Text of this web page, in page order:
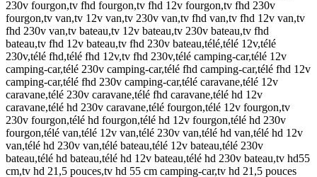
230v fourgon,tv fhd fourgon,tv fhd 12v fourgon,tv fhd 230v
fourgon,tv van,tv 12v van,tv 230v van,tv fhd van,tv fhd 12v van,tv
fhd 230v van,tv bateau,tv 12v bateau,tv 230v bateau,tv fhd
bateau,tv fhd 12v bateau,tv fhd 230v bateau,télé,télé 12v,télé
230v,télé fhd,télé fhd 12v,tv fhd 230v,télé camping-car,télé 12v
camping-car,télé 230v camping-car,télé fhd camping-car,télé fhd 12v
camping-car,télé fhd 230v camping-car,télé caravane,télé 12v
caravane,télé 230v caravane,télé fhd caravane,télé hd 12v
caravane,télé hd 230v caravane,télé fourgon,télé 12v fourgon,tv
230v fourgon,télé hd fourgon,télé hd 12v fourgon,télé hd 230v
fourgon,télé van,télé 12v van,télé 230v van,télé hd van,télé hd 12v
van,télé hd 230v van,télé bateau,télé 12v bateau,télé 230v
bateau,télé hd bateau,télé hd 12v bateau,télé hd 230v bateau,tv hd55
cm,tv hd 21,5 pouces,tv hd 55 cm camping-car,tv hd 21,5 pouces